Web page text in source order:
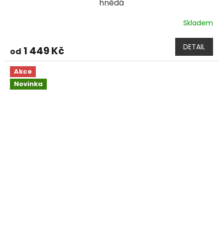
hnědá
Skladem
od 1 449 Kč DETAIL
Akce
Novinka